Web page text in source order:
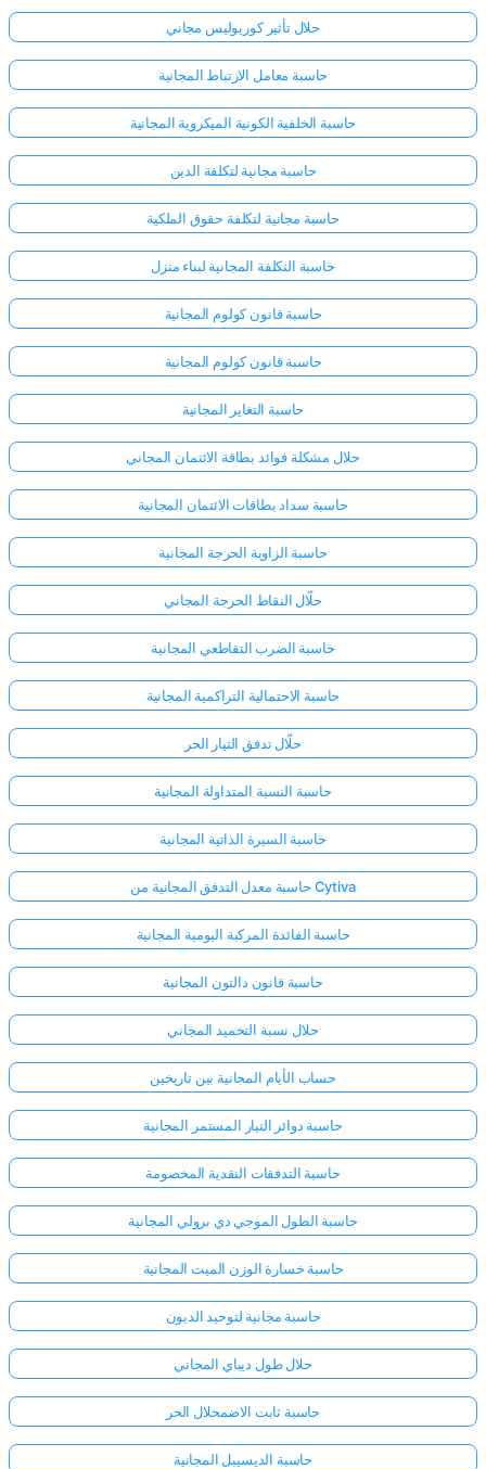
حلال تأثير كوريوليس مجاني
حاسبة معامل الارتباط المجانية
حاسبة الخلفية الكونية الميكروية المجانية
حاسبة مجانية لتكلفة الدين
حاسبة مجانية لتكلفة حقوق الملكية
حاسبة التكلفة المجانية لبناء منزل
حاسبة قانون كولوم المجانية
حاسبة قانون كولوم المجانية
حاسبة التغاير المجانية
حلال مشكلة فوائد بطاقة الائتمان المجاني
حاسبة سداد بطاقات الائتمان المجانية
حاسبة الزاوية الحرجة المجانية
حلّال النقاط الحرجة المجاني
حاسبة الضرب التقاطعي المجانية
حاسبة الاحتمالية التراكمية المجانية
حلّال تدفق التيار الحر
حاسبة النسبة المتداولة المجانية
حاسبة السيرة الذاتية المجانية
حاسبة معدل التدفق المجانية من Cytiva
حاسبة الفائدة المركبة اليومية المجانية
حاسبة قانون دالتون المجانية
حلال نسبة التخميد المجاني
حساب الأيام المجانية بين تاريخين
حاسبة دوائر التيار المستمر المجانية
حاسبة التدفقات النقدية المخصومة
حاسبة الطول الموجي دي برولي المجانية
حاسبة خسارة الوزن الميت المجانية
حاسبة مجانية لتوحيد الديون
حلال طول ديباي المجاني
حاسبة ثابت الاضمحلال الحر
حاسبة الديسيبل المجانية